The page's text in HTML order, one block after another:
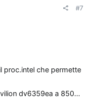
#7
proc.intel che permette
dv6359ea a 850...